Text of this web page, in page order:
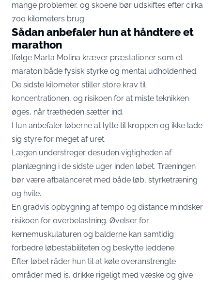
mange problemer, og skoene bør udskiftes efter cirka
700 kilometers brug.
Sådan anbefaler hun at håndtere et
marathon
Ifølge Marta Molina kræver præstationer som et
maraton både fysisk styrke og mental udholdenhed.
De sidste kilometer stiller store krav til
koncentrationen, og risikoen for at miste teknikken
øges, når trætheden sætter ind.
Hun anbefaler løberne at lytte til kroppen og ikke lade
sig styre for meget af uret.
Lægen understreger desuden vigtigheden af
planlægning i de sidste uger inden løbet. Træningen
bør være afbalanceret med både løb, styrketræning
og hvile.
En gradvis opbygning af tempo og distance mindsker
risikoen for overbelastning. Øvelser for
kernemuskulaturen og balderne kan samtidig
forbedre løbestabiliteten og beskytte leddene.
Efter løbet råder hun til at køle overanstrengte
områder med is, drikke rigeligt med væske og give